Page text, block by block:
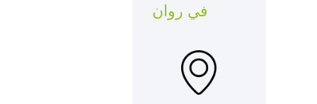
في روان